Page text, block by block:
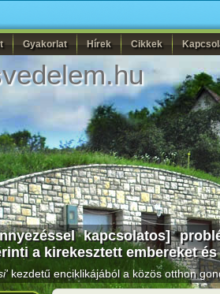
Gyakorlat Hírek Cikkek
kapcsolatos]
a kirekesztett embereket
kezdetű enciklikájából a közös otthon